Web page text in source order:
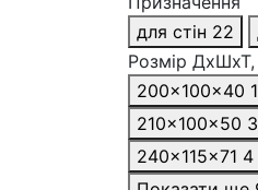
для стін 22
Розмір
200x100x40
210x100x50 3
240×115×71 4